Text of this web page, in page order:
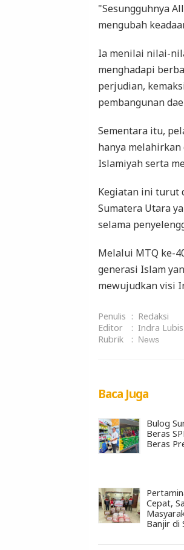
"Sesungguhnya
mengubah
Ia menilai nilai-
menghadapi
perjudian,
pembangunan
Sementara itu,
hanya
Islamiyah serta
Kegiatan ini turut
Sumatera Utara
selama
Melalui MTQ ke-
generasi Islam
mewujudkan visi
Penulis : Redaksi
Editor
: Indra Lubis
Rubrik
: News
Baca Juga
Bulog
Beras
Beras
Cepat,
Banjir di